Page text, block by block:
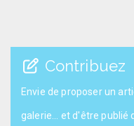
articles
Contribuez
Envie de proposer un
galerie... et d'être publié